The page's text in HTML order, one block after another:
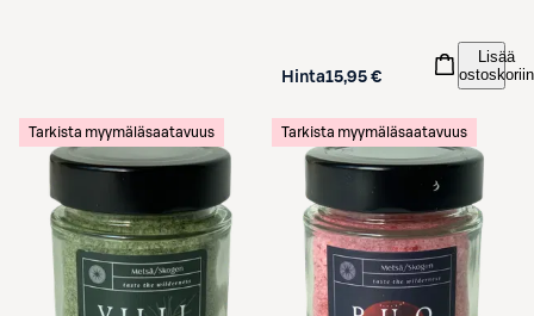
Hinta15,95 €
Lisää
ostoskoriin
Tarkista myymäläsaatavuus Tarkista myymäläsaatavuus